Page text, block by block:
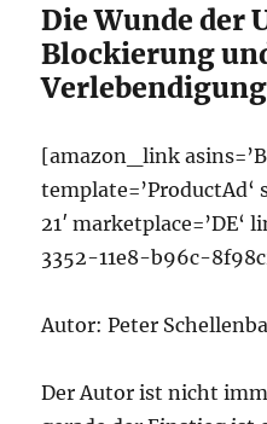
Die Wunde der
Blockierung
[amazon_link
21′
3352-11e8-b96c-
Autor: Peter
Der Autor ist nicht